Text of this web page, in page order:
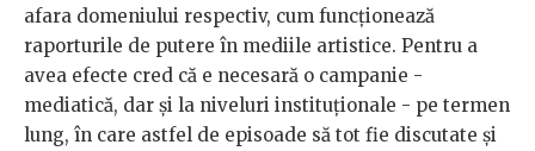
afara domeniului respectiv, cum funcționează
raporturile de putere în mediile artistice. Pentru a
avea efecte cred că e necesară o campanie -
mediatică, dar și la niveluri instituționale - pe termen
lung, în care astfel de episoade să tot fie discutate și